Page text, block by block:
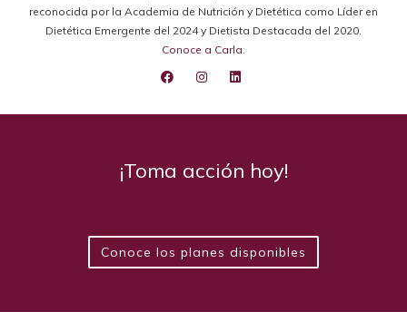
reconocida por la Academia de Nutrición y Dietética como Líder en
Dietética Emergente del 2024 y Dietista Destacada del 2020.
Conoce a Carla
¡Toma acción hoy!
Conoce los planes disponibles